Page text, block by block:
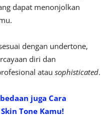
dapat menonjolkan
dengan undertone,
diri dan
atau sophisticated.
juga Cara
Tone Kamu!